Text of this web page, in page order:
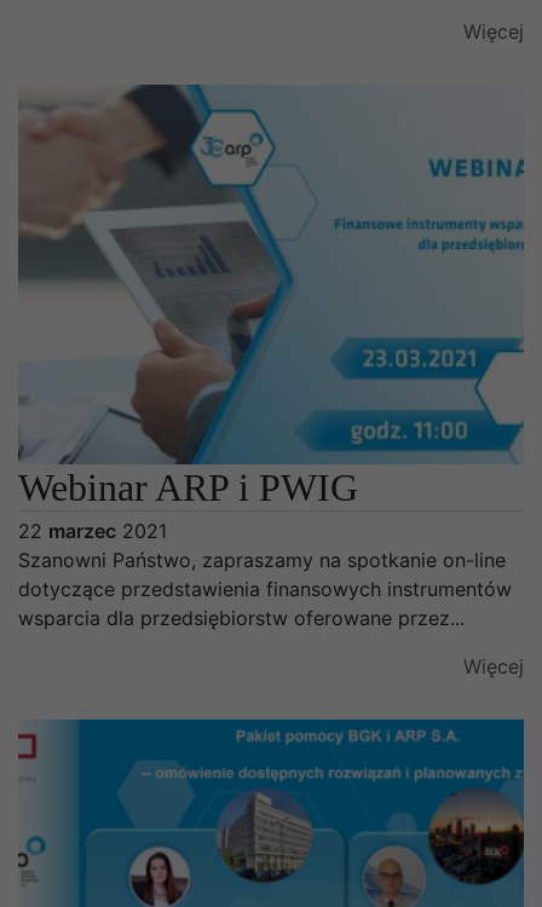
Więcej
Webinar ARP i PWIG
22 marzec 2021
Szanowni Państwo, zapraszamy na spotkanie on-line
dotyczące przedstawienia finansowych instrumentów
wsparcia dla przedsiębiorstw oferowane przez...
Więcej